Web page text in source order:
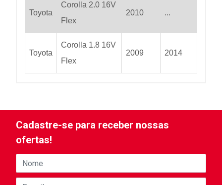
Toyota
Corolla 2.0 16V
Flex
2010 ...
Toyota
Corolla 1.8 16V
Flex
2009 2014
Cadastre-se para receber nossas
ofertas!